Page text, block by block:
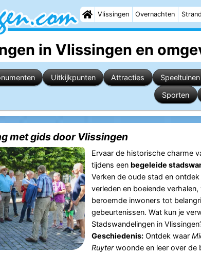
Vlissingen Overnachten Strand
in Vlissingen en
Uitkijkpunten Attracties Speeltuinen
Sporten
met gids door Vlissingen
Ervaar de historische charme
tijdens een begeleide
Verken de oude stad en ontdek
verleden en boeiende verhalen,
beroemde inwoners tot
gebeurtenissen. Wat kun je
Stadswandelingen in
Geschiedenis:Ontdek waar
Ruyterwoonde en leer over de